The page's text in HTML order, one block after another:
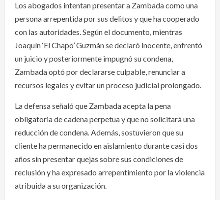
Los abogados intentan presentar a Zambada como una
persona arrepentida por sus delitos y que ha cooperado
con las autoridades. Según el documento, mientras
Joaquín ‘El Chapo’ Guzmán se declaró inocente, enfrentó
un juicio y posteriormente impugnó su condena,
Zambada optó por declararse culpable, renunciar a
recursos legales y evitar un proceso judicial prolongado.
La defensa señaló que Zambada acepta la pena
obligatoria de cadena perpetua y que no solicitará una
reducción de condena. Además, sostuvieron que su
cliente ha permanecido en aislamiento durante casi dos
años sin presentar quejas sobre sus condiciones de
reclusión y ha expresado arrepentimiento por la violencia
atribuida a su organización.